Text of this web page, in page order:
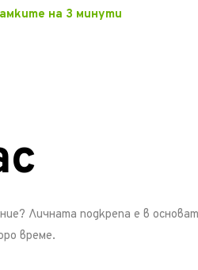
на 3 минути
Личната подкрепа е в
време.